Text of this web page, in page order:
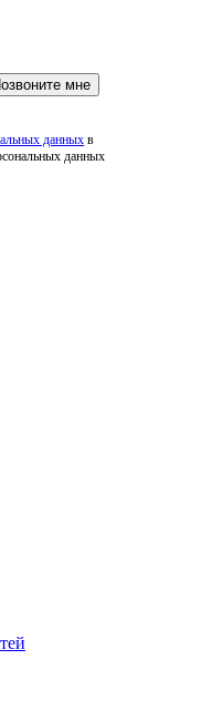
мне
данных в
данных